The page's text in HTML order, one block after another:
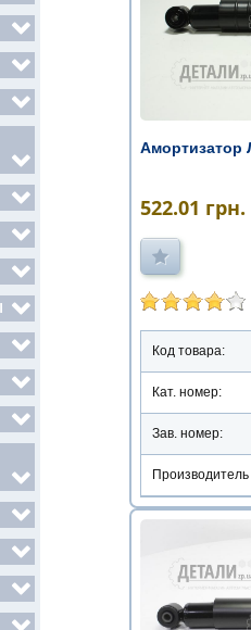
Амортизатор
522.01 грн.
Код товара:
Кат. номер:
Зав. номер:
Производитель